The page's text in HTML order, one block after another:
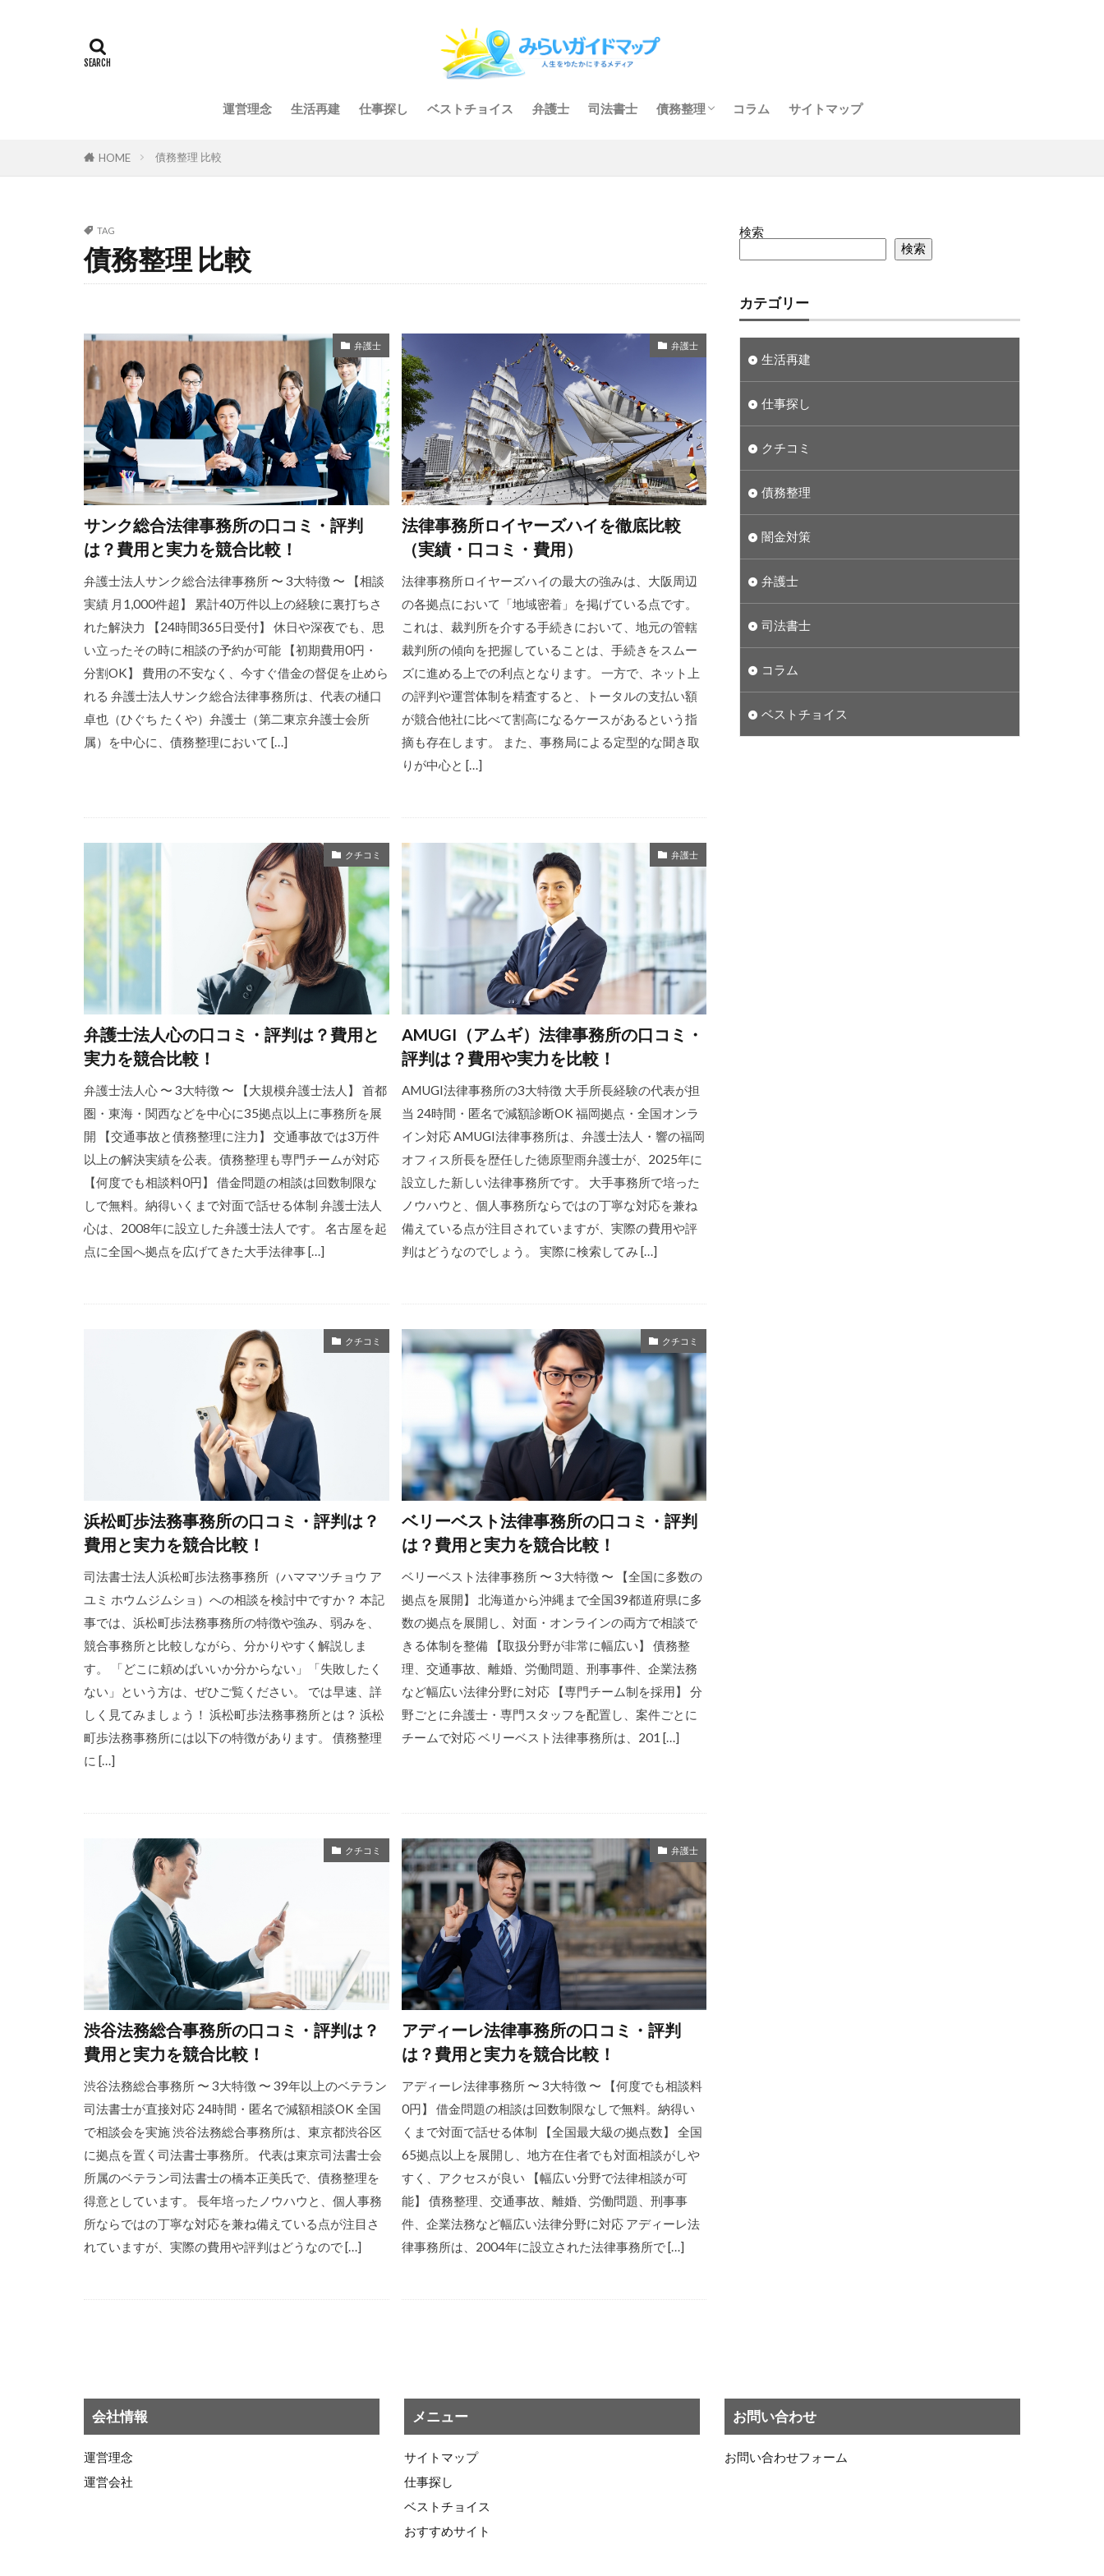
運営理念 生活再建 仕事探し ベストチョイス 弁護士 司法書士 債務整理 コラム サイトマップ
HOME 債務整理 比較
TAG
債務整理 比較
弁護士
サンク総合法律事務所の口コミ・評判
は？費用と実力を競合比較！
弁護士法人サンク総合法律事務所 〜 3大特徴 〜 【相談
実績 月1,000件超】 累計40万件以上の経験に裏打ちさ
れた解決力 【24時間365日受付】 休日や深夜でも、思
い立ったその時に相談の予約が可能 【初期費用0円・
分割OK】 費用の不安なく、今すぐ借金の督促を止めら
れる 弁護士法人サンク総合法律事務所は、代表の樋口
卓也（ひぐち たくや）弁護士（第二東京弁護士会所
属）を中心に、債務整理において […]
弁護士
法律事務所ロイヤーズハイを徹底比較
（実績・口コミ・費用）
法律事務所ロイヤーズハイの最大の強みは、大阪周辺
の各拠点において「地域密着」を掲げている点です。
これは、裁判所を介する手続きにおいて、地元の管轄
裁判所の傾向を把握していることは、手続きをスムー
ズに進める上での利点となります。 一方で、ネット上
の評判や運営体制を精査すると、トータルの支払い額
が競合他社に比べて割高になるケースがあるという指
摘も存在します。 また、事務局による定型的な聞き取
りが中心と […]
クチコミ
弁護士法人心の口コミ・評判は？費用と
実力を競合比較！
弁護士法人心 〜 3大特徴 〜 【大規模弁護士法人】 首都
圏・東海・関西などを中心に35拠点以上に事務所を展
開 【交通事故と債務整理に注力】 交通事故では3万件
以上の解決実績を公表。債務整理も専門チームが対応
【何度でも相談料0円】 借金問題の相談は回数制限な
しで無料。納得いくまで対面で話せる体制 弁護士法人
心は、2008年に設立した弁護士法人です。 名古屋を起
点に全国へ拠点を広げてきた大手法律事 […]
弁護士
AMUGI（アムギ）法律事務所の口コミ・
評判は？費用や実力を比較！
AMUGI法律事務所の3大特徴 大手所長経験の代表が担
当 24時間・匿名で減額診断OK 福岡拠点・全国オンラ
イン対応 AMUGI法律事務所は、弁護士法人・響の福岡
オフィス所長を歴任した徳原聖雨弁護士が、2025年に
設立した新しい法律事務所です。 大手事務所で培った
ノウハウと、個人事務所ならではの丁寧な対応を兼ね
備えている点が注目されていますが、実際の費用や評
判はどうなのでしょう。 実際に検索してみ […]
クチコミ
浜松町歩法務事務所の口コミ・評判は？
費用と実力を競合比較！
司法書士法人浜松町歩法務事務所（ハママツチョウ ア
ユミ ホウムジムショ）への相談を検討中ですか？ 本記
事では、浜松町歩法務事務所の特徴や強み、弱みを、
競合事務所と比較しながら、分かりやすく解説しま
す。 「どこに頼めばいいか分からない」「失敗したく
ない」という方は、ぜひご覧ください。 では早速、詳
しく見てみましょう！ 浜松町歩法務事務所とは？ 浜松
町歩法務事務所には以下の特徴があります。 債務整理
に […]
クチコミ
ベリーベスト法律事務所の口コミ・評判
は？費用と実力を競合比較！
ベリーベスト法律事務所 〜 3大特徴 〜 【全国に多数の
拠点を展開】 北海道から沖縄まで全国39都道府県に多
数の拠点を展開し、対面・オンラインの両方で相談で
きる体制を整備 【取扱分野が非常に幅広い】 債務整
理、交通事故、離婚、労働問題、刑事事件、企業法務
など幅広い法律分野に対応 【専門チーム制を採用】 分
野ごとに弁護士・専門スタッフを配置し、案件ごとに
チームで対応 ベリーベスト法律事務所は、201 […]
クチコミ
渋谷法務総合事務所の口コミ・評判は？
費用と実力を競合比較！
渋谷法務総合事務所 〜 3大特徴 〜 39年以上のベテラン
司法書士が直接対応 24時間・匿名で減額相談OK 全国
で相談会を実施 渋谷法務総合事務所は、東京都渋谷区
に拠点を置く司法書士事務所。 代表は東京司法書士会
所属のベテラン司法書士の橋本正美氏で、債務整理を
得意としています。 長年培ったノウハウと、個人事務
所ならではの丁寧な対応を兼ね備えている点が注目さ
れていますが、実際の費用や評判はどうなので […]
弁護士
アディーレ法律事務所の口コミ・評判
は？費用と実力を競合比較！
アディーレ法律事務所 〜 3大特徴 〜 【何度でも相談料
0円】 借金問題の相談は回数制限なしで無料。納得い
くまで対面で話せる体制 【全国最大級の拠点数】 全国
65拠点以上を展開し、地方在住者でも対面相談がしや
すく、アクセスが良い 【幅広い分野で法律相談が可
能】 債務整理、交通事故、離婚、労働問題、刑事事
件、企業法務など幅広い法律分野に対応 アディーレ法
律事務所は、2004年に設立された法律事務所で […]
検索
検索
カテゴリー
生活再建
仕事探し
クチコミ
債務整理
闇金対策
弁護士
司法書士
コラム
ベストチョイス
会社情報
運営理念
運営会社
メニュー
サイトマップ
仕事探し
ベストチョイス
おすすめサイト
お問い合わせ
お問い合わせフォーム